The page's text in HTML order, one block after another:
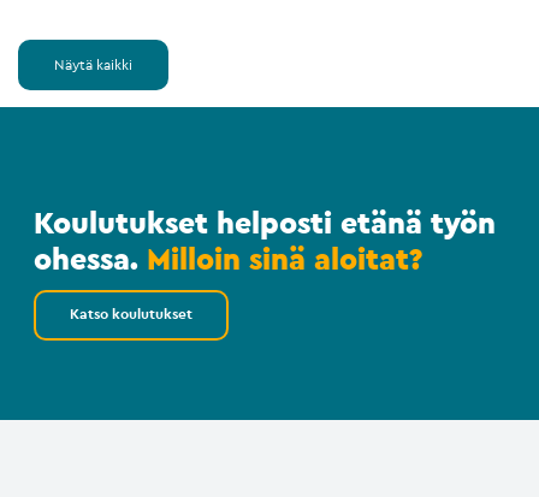
Näytä kaikki
Koulutukset helposti etänä työn
ohessa. Milloin sinä aloitat?
Katso koulutukset